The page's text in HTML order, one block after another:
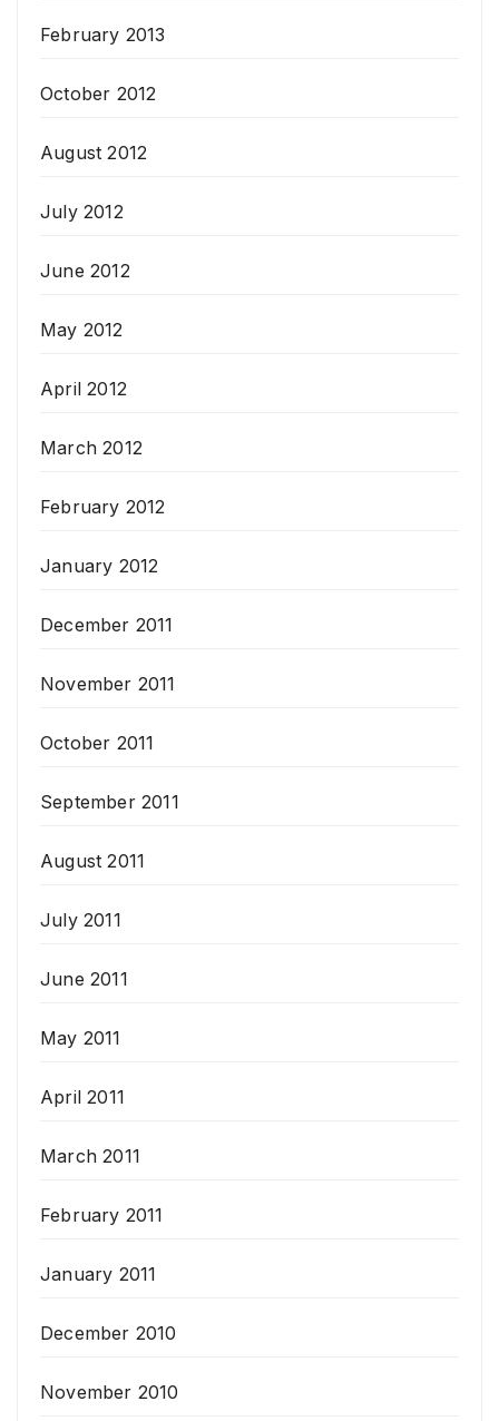
February 2013
October 2012
August 2012
July 2012
June 2012
May 2012
April 2012
March 2012
February 2012
January 2012
December 2011
November 2011
October 2011
September 2011
August 2011
July 2011
June 2011
May 2011
April 2011
March 2011
February 2011
January 2011
December 2010
November 2010